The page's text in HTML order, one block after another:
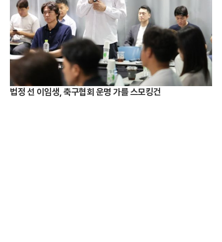
법정 선 이임생, 축구협회 운명 가를 스모킹건